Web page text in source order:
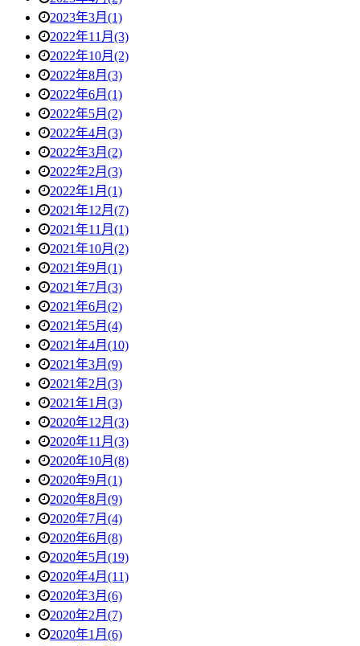
2023年3月(1)
2022年11月(3)
2022年10月(2)
2022年8月(3)
2022年6月(1)
2022年5月(2)
2022年4月(3)
2022年3月(2)
2022年2月(3)
2022年1月(1)
2021年12月(7)
2021年11月(1)
2021年10月(2)
2021年9月(1)
2021年7月(3)
2021年6月(2)
2021年5月(4)
2021年4月(10)
2021年3月(9)
2021年2月(3)
2021年1月(3)
2020年12月(3)
2020年11月(3)
2020年10月(8)
2020年9月(1)
2020年8月(9)
2020年7月(4)
2020年6月(8)
2020年5月(19)
2020年4月(11)
2020年3月(6)
2020年2月(7)
2020年1月(6)